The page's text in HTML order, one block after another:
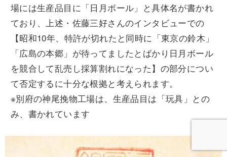
場には生産品目に「日月ボール」と具体名が書かれ
ており、上述・佐藤三好さんのインタビューでの
【昭和10年、特許が切れたと同時に「東京の鈴木」
「広島の本郷」が待ってましたとばかり日月ボール
を競合して乱売し採算割れになった】の部分につい
て否定するに十分な根拠と考えられます。
※別府の神尾挽物工場は、生産品目は「玩具」との
み、書かれています